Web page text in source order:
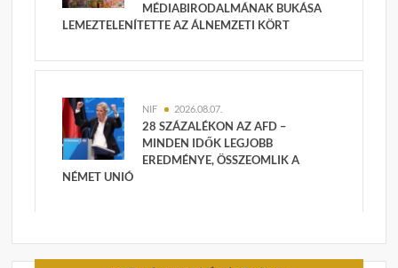
MÉDIABIRODALMÁNAK BUKÁSA
LEMEZTELENÍTETTE AZ ÁLNEMZETI KÖRT
NIF 2026.08.07.
28 SZÁZALÉKON AZ AFD –
MINDEN IDŐK LEGJOBB
EREDMÉNYE, ÖSSZEOMLIK A
NÉMET UNIÓ